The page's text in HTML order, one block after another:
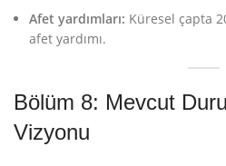
Afet yardımları: Küresel çapta
afet yardımı.
Bölüm 8: Mevcut
Vizyonu